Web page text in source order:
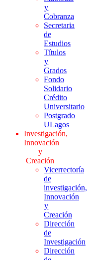
y
Cobranza
Secretaria
de
Estudios
Títulos
y
Grados
Fondo
Solidario
Crédito
Universitario
Postgrado
ULagos
Investigación,
Innovación
y
Creación
Vicerrectoría
de
investigación,
Innovación
y
Creación
Dirección
de
Investigación
Dirección